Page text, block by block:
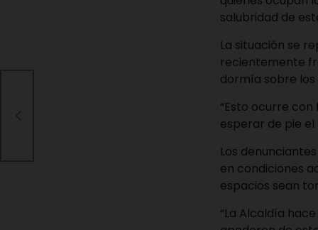
salubridad de
La situación se
recientemente
dormía sobre
“Esto ocurre
esperar de pie el
Los
en condiciones
espacios sean
“La Alcaldía